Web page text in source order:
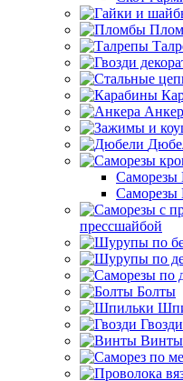
Саморезы
Саморезы
прессшайбой
Болты
Гвозди
Винты